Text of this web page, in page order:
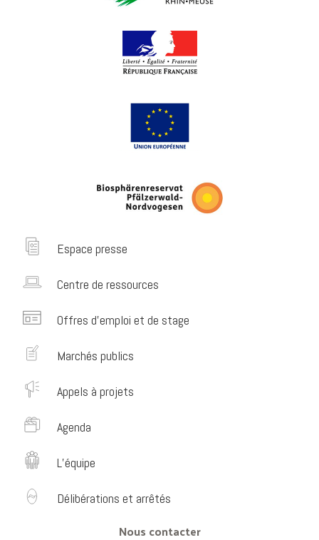
Espace presse
Centre de ressources
Offres d’emploi et de stage
Marchés publics
Appels à projets
Agenda
L’équipe
Délibérations et arrêtés
Nous contacter